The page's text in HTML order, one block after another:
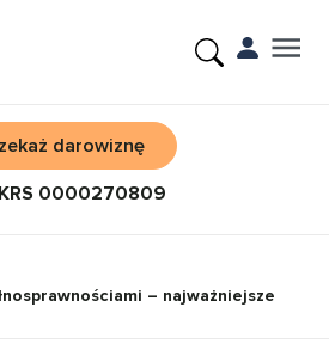
darowiznę
KRS 0000270809
– najważniejsze